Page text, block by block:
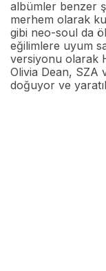
albümler benzer
merhem olarak
gibi neo-soul da
eğilimlere uyum
versiyonu olarak
Olivia Dean, SZA
doğuyor ve